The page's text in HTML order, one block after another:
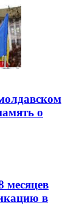
о
месяцев
в